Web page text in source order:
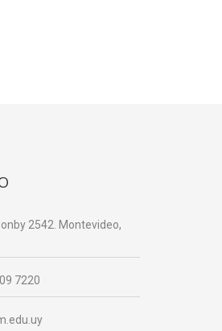
2542. Montevideo,
7220